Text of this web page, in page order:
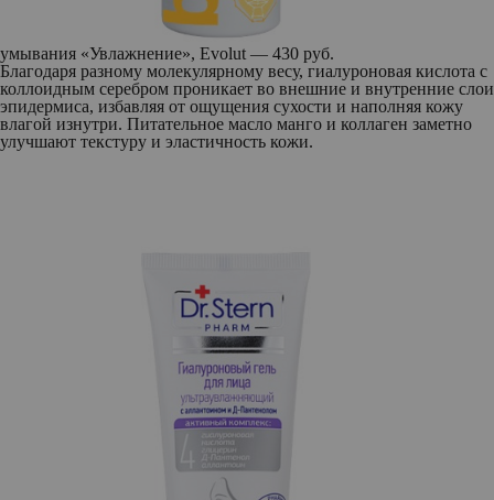
умывания «Увлажнение», Evolut — 430 руб.
Благодаря разному молекулярному весу, гиалуроновая кислота с
коллоидным серебром проникает во внешние и внутренние слои
эпидермиса, избавляя от ощущения сухости и наполняя кожу
влагой изнутри. Питательное масло манго и коллаген заметно
улучшают текстуру и эластичность кожи.